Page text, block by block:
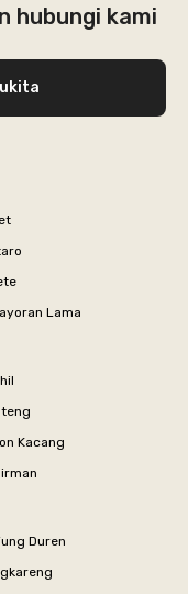
hubungi kami
Lama
Kacang
Duren